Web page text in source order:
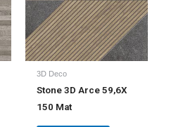
3D Deco
Stone 3D Arce 59,6X
150 Mat